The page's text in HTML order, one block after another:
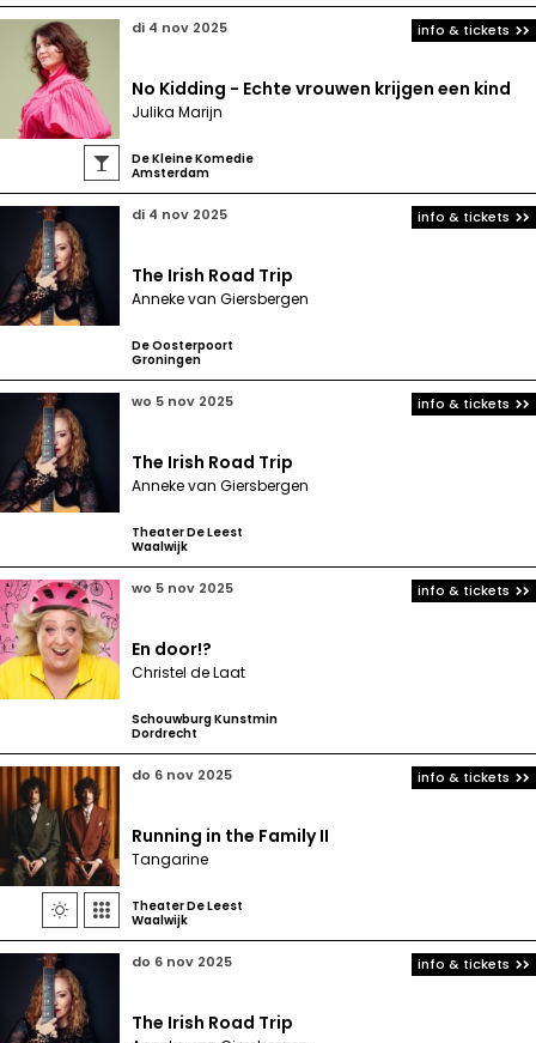

di 4 nov 2025
No Kidding - Echte vrouwen krijgen een kind
Julika Marijn
De Kleine Komedie
Amsterdam
info & tickets
di 4 nov 2025
The Irish Road Trip
Anneke van Giersbergen
De Oosterpoort
Groningen
info & tickets
wo 5 nov 2025
The Irish Road Trip
Anneke van Giersbergen
Theater De Leest
Waalwijk
info & tickets
wo 5 nov 2025
En door!?
Christel de Laat
Schouwburg Kunstmin
Dordrecht
info & tickets
 
do 6 nov 2025
Running in the Family II
Tangarine
Theater De Leest
Waalwijk
info & tickets
do 6 nov 2025
The Irish Road Trip
info & tickets